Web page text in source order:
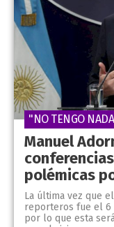
Manuel
polémicas
La última vez que
reporteros fue el 6
por lo que esta
"NO TENGO